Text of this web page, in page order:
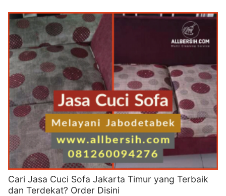
Cari Jasa Cuci Sofa Jakarta Timur yang Terbaik
dan Terdekat? Order Disini